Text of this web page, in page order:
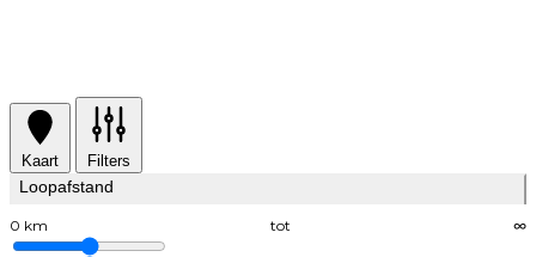
Kaart Filters
Loopafstand
0 km tot ∞